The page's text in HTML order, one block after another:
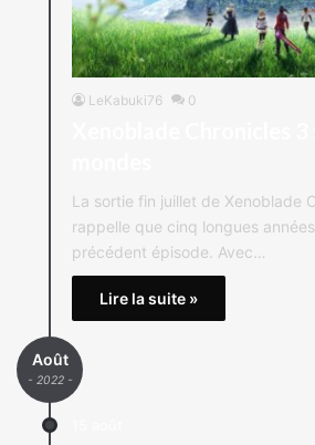
LeKabuki76 0
La sortie fin juillet de Xenoblade
rappelle que cinq longues
précédent épisode. Avec…
Lire la suite »
Août
- 2022 -